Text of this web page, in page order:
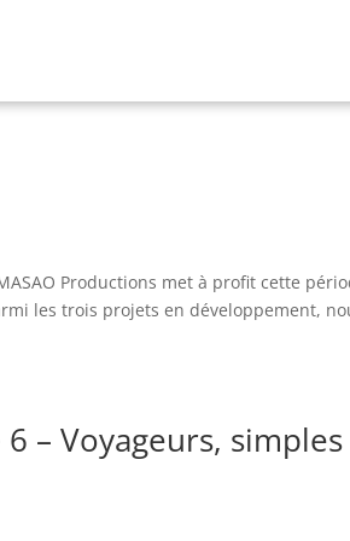
Productions met à profit cette
les trois projets en développement,
– Voyageurs,